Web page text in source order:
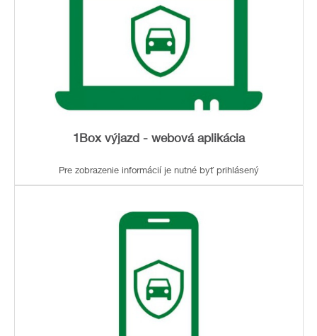
1Box výjazd - webová aplikácia
Pre zobrazenie informácií je nutné byť prihlásený